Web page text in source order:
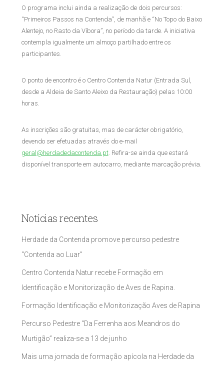
O programa inclui ainda a realização de dois percursos:
“Primeiros Passos na Contenda”, de manhã e “No Topo do Baixo
Alentejo, no Rasto da Víbora”, no período da tarde. A iniciativa
contempla igualmente um almoço partilhado entre os
participantes.
O ponto de encontro é o Centro Contenda Natur (Entrada Sul,
desde a Aldeia de Santo Aleixo da Restauração) pelas 10:00
horas.
As inscrições são gratuitas, mas de carácter obrigatório,
devendo ser efetuadas através do e-mail
geral@herdadedacontenda.pt. Refira-se ainda que estará
disponível transporte em autocarro, mediante marcação prévia.
Notícias recentes
Herdade da Contenda promove percurso pedestre
“Contenda ao Luar”
Centro Contenda Natur recebe Formação em
Identificação e Monitorização de Aves de Rapina.
Formação Identificação e Monitorização Aves de Rapina
Percurso Pedestre “Da Ferrenha aos Meandros do
Murtigão” realiza-se a 13 de junho
Mais uma jornada de formação apícola na Herdade da